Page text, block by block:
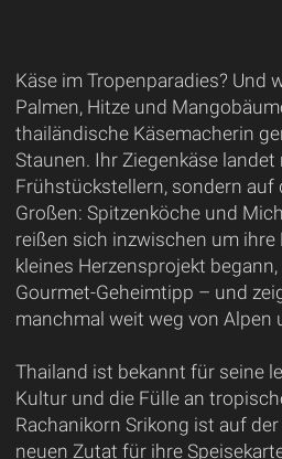
Käse im Tropenparadies? Und
Palmen, Hitze und
thailändische Käsemacherin
Staunen. Ihr Ziegenkäse
Frühstückstellern, sondern auf
Großen: Spitzenköche und
reißen sich inzwischen um ihre
kleines Herzensprojekt
Gourmet-Geheimtipp – und
manchmal weit weg von Alpen
Thailand ist bekannt für seine
Kultur und die Fülle an
Rachanikorn Srikong ist auf
neuen Zutat für ihre